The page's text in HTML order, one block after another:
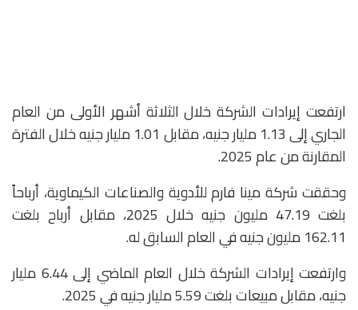
ارتفعت إيرادات الشركة خلال الثلاثة أشهر الأولى من العام
الجاري إلى 1.13 مليار جنيه، مقابل 1.01 مليار جنيه خلال الفترة
المقارنة من عام 2025.
وحققت شركة مينا فارم للأدوية والصناعات الكيماوية، أرباحاً
بلغت 47.19 مليون جنيه خلال 2025، مقابل أرباح بلغت
162.11 مليون جنيه في العام السابق له.
وارتفعت إيرادات الشركة خلال العام الماضي إلى 6.44 مليار
جنيه، مقابل مبيعات بلغت 5.59 مليار جنيه في 2025.